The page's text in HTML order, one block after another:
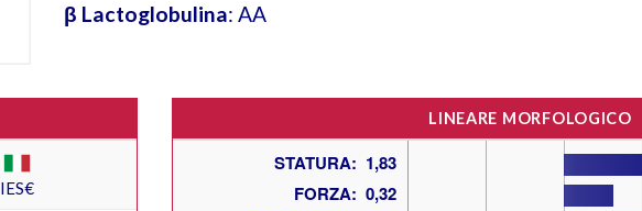
β Lactoglobulina: AA
IES€
LINEARE MORFOLOGICO